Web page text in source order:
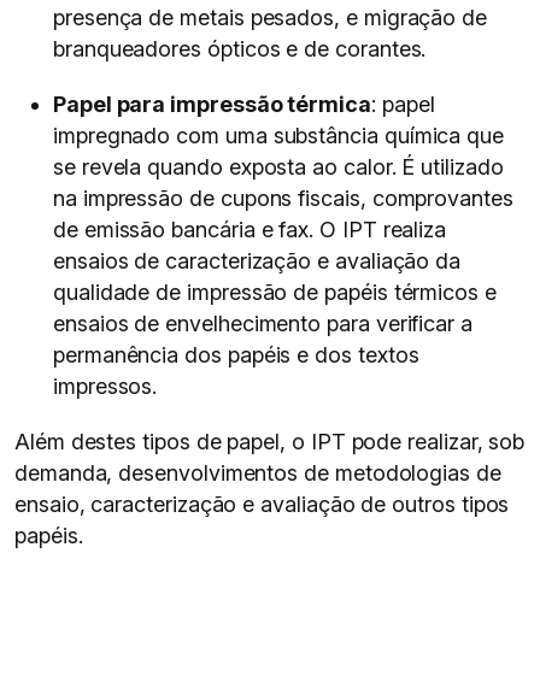
presença de metais pesados, e migração de
branqueadores ópticos e de corantes.
Papel para impressão térmica: papel
impregnado com uma substância química que
se revela quando exposta ao calor. É utilizado
na impressão de cupons fiscais, comprovantes
de emissão bancária e fax. O IPT realiza
ensaios de caracterização e avaliação da
qualidade de impressão de papéis térmicos e
ensaios de envelhecimento para verificar a
permanência dos papéis e dos textos
impressos.
Além destes tipos de papel, o IPT pode realizar, sob
demanda, desenvolvimentos de metodologias de
ensaio, caracterização e avaliação de outros tipos
papéis.